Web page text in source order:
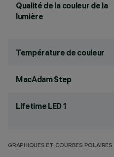
Qualité de la couleur de la
lumière
Température de couleur
MacAdam Step
Lifetime LED 1
GRAPHIQUES ET COURBES POLAIRES